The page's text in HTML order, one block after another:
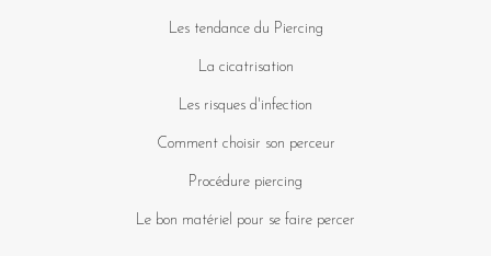
Les tendance du Piercing
La cicatrisation
Les risques d'infection
Comment choisir son perceur
Procédure piercing
Le bon matériel pour se faire percer